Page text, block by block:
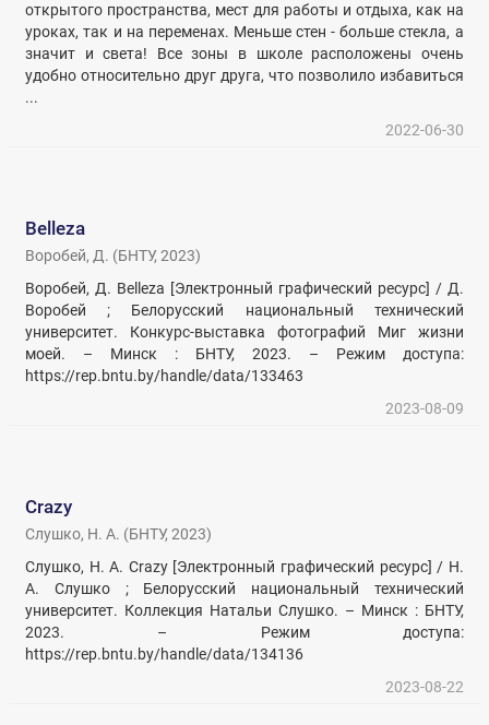
открытого пространства, мест для работы и отдыха, как на
уроках, так и на переменах. Меньше стен - больше стекла, а
значит и света! Все зоны в школе расположены очень
удобно относительно друг друга, что позволило избавиться
...
2022-06-30
Belleza
Воробей, Д. (БНТУ,2023)
Воробей, Д. Belleza [Электронный графический ресурс] / Д.
Воробей ; Белорусский национальный технический
университет. Конкурс-выставка фотографий Миг жизни
моей. – Минск : БНТУ, 2023. – Режим доступа:
https://rep.bntu.by/handle/data/133463
2023-08-09
Crazy
Слушко, Н. А. (БНТУ,2023)
Слушко, Н. А. Crazy [Электронный графический ресурс] / Н.
А. Слушко ; Белорусский национальный технический
университет. Коллекция Натальи Слушко. – Минск : БНТУ,
2023. – Режим доступа:
https://rep.bntu.by/handle/data/134136
2023-08-22